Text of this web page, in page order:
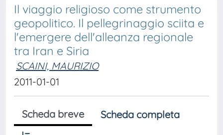
Il viaggio religioso come strumento
geopolitico. Il pellegrinaggio sciita e
l'emergere dell'alleanza regionale
tra Iran e Siria
SCAINI, MAURIZIO
2011-01-01
Scheda breve Scheda completa